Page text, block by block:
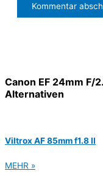
Canon EF 24mm F/
Alternativen
Viltrox AF 85mm f1.8 II
MEHR »